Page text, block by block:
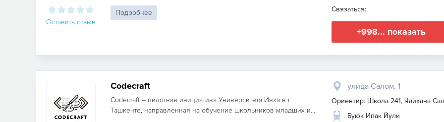
Оставить отзыв
Подробнее
Связаться:
+998... показать
Codecraft
Codecraft – пилотная инициатива Университета Инха в г.
Ташкенте, направленная на обучение школьников младших и...
улица Салом, 1
Ориентир: Школа 241, Чайхана
Буюк Ипак Йули